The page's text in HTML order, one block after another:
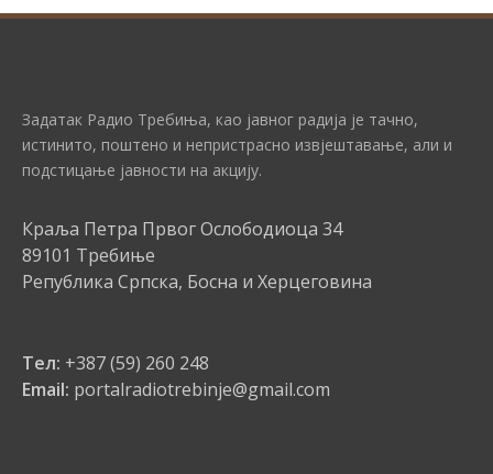
Задатак Радио Требиња, као јавног радија је тачно,
истинито, поштено и непристрасно извјештавање, али и
подстицање јавности на акцију.
Краља Петра Првог Ослободиоца 34
89101 Требиње
Република Српска, Босна и Херцеговина
Тел: +387 (59) 260 248
Email: portalradiotrebinje@gmail.com